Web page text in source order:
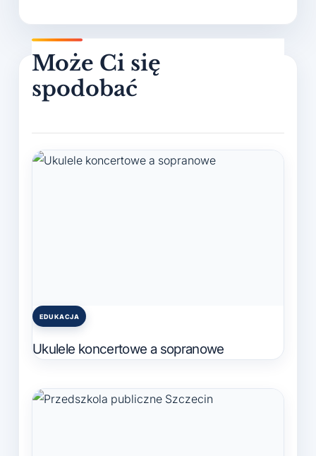
Posted
EDUKACJA
Ukulele koncertowe a sopranowe